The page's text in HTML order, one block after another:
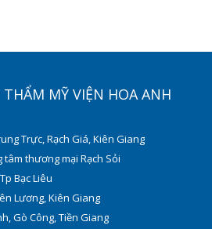
MỸ VIỆN HOA ANH
Trực, Rạch Giá, Kiên Giang
tâm thương mại Rạch Sỏi
Bạc Liêu
Lương, Kiên Giang
Gò Công, Tiền Giang